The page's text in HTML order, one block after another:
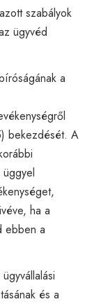
szabályok
ügyvéd
a
bekezdését. A
ha a
ebben a
és a